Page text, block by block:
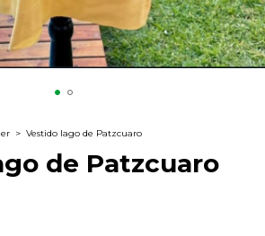
> Vestido lago de Patzcuaro
de Patzcuaro